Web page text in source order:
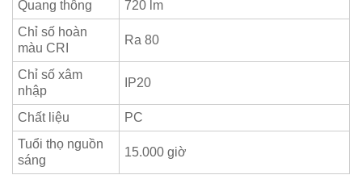
Quang thông
720 lm
Chỉ số hoàn
màu CRI
Ra 80
Chỉ số xâm
nhập
IP20
Chất liệu
PC
Tuổi thọ nguồn
sáng
15.000 giờ